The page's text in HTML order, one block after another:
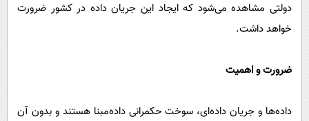
دولتی مشاهده می‌شود که ایجاد این جریان داده در کشور ضرورت
خواهد داشت.
ضرورت و اهمیت
داده‌ها و جریان داده‌ای، سوخت حکمرانی داده‌مبنا هستند و بدون آن